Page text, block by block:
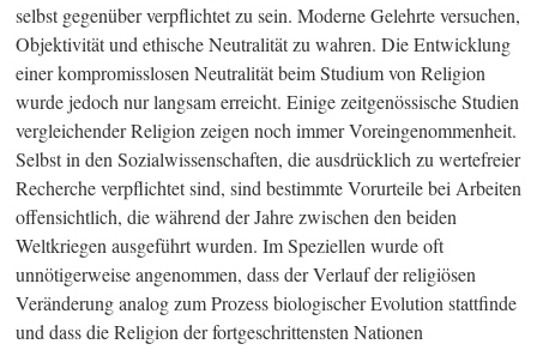
selbst gegenüber verpflichtet zu sein. Moderne Gelehrte versuchen,
Objektivität und ethische Neutralität zu wahren. Die Entwicklung
einer kompromisslosen Neutralität beim Studium von Religion
wurde jedoch nur langsam erreicht. Einige zeitgenössische Studien
vergleichender Religion zeigen noch immer Voreingenommenheit.
Selbst in den Sozialwissenschaften, die ausdrücklich zu wertefreier
Recherche verpflichtet sind, sind bestimmte Vorurteile bei Arbeiten
offensichtlich, die während der Jahre zwischen den beiden
Weltkriegen ausgeführt wurden. Im Speziellen wurde oft
unnötigerweise angenommen, dass der Verlauf der religiösen
Veränderung analog zum Prozess biologischer Evolution stattfinde
und dass die Religion der fortgeschrittensten Nationen